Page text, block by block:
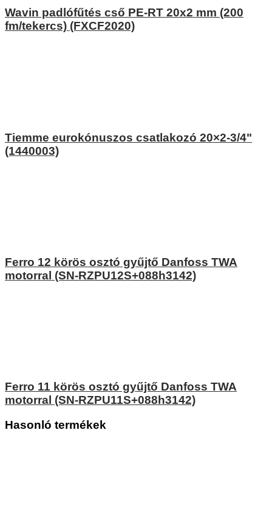
Wavin padlófűtés cső PE-RT 20x2 mm (200
fm/tekercs) (FXCF2020)
Tiemme eurokónuszos csatlakozó 20×2-3/4"
(1440003)
Ferro 12 körös osztó gyűjtő Danfoss TWA
motorral (SN-RZPU12S+088h3142)
Ferro 11 körös osztó gyűjtő Danfoss TWA
motorral (SN-RZPU11S+088h3142)
Hasonló termékek